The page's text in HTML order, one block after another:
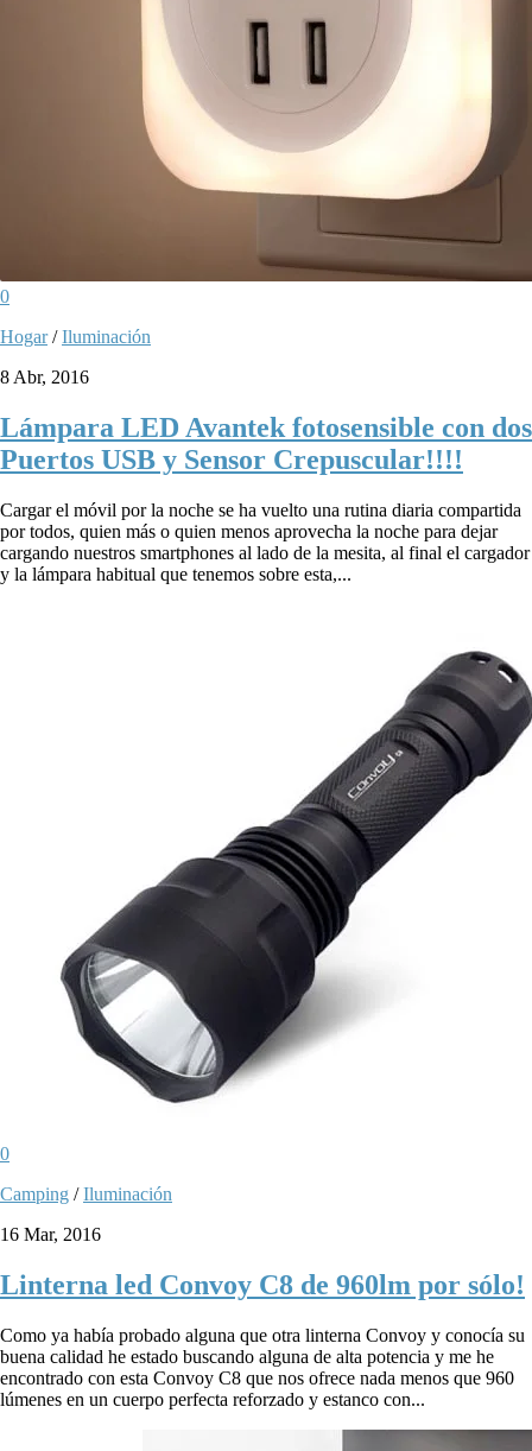
0
Hogar/Iluminación
8 Abr, 2016
Lámpara LED Avantek fotosensible con dos
Puertos USB y Sensor Crepuscular!!!!
Cargar el móvil por la noche se ha vuelto una rutina diaria compartida
por todos, quien más o quien menos aprovecha la noche para dejar
cargando nuestros smartphones al lado de la mesita, al final el cargador
y la lámpara habitual que tenemos sobre esta,...
0
Camping /Iluminación
16 Mar, 2016
Linterna led Convoy C8 de 960lm por sólo!
Como ya había probado alguna que otra linterna Convoy y conocía su
buena calidad he estado buscando alguna de alta potencia y me he
encontrado con esta Convoy C8 que nos ofrece nada menos que 960
lúmenes en un cuerpo perfecta reforzado y estanco con...